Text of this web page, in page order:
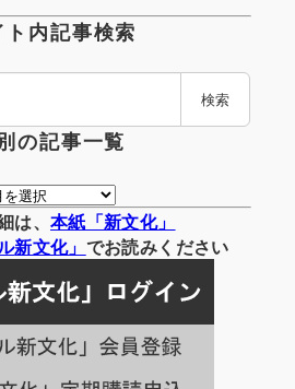
ト内記事検索
検索
の記事一覧
は、 本紙「新文化」
新文化」 でお読みください